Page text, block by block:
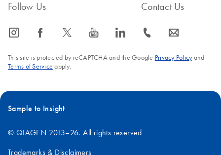
Follow Us
icon_0065_instagram-s icon_0064_facebook-s icon_0340_cc_gen_x-s icon_0077_youtube-s icon_0066_linkedin-s
Contact Us
icon_0072_phone-s icon_0063_envelope-s
This site is protected by reCAPTCHA and the Google Privacy Policyand
Terms of Service apply.
Sample to Insight
© QIAGEN 2013–26. All rights reserved
Trademarks & Disclaimers